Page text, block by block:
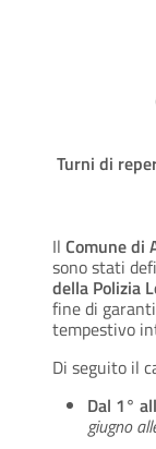
Turni di
Il Comune di
sono stati
della Polizia
fine di
tempestivo
Di seguito il
Dal 1°
giugno